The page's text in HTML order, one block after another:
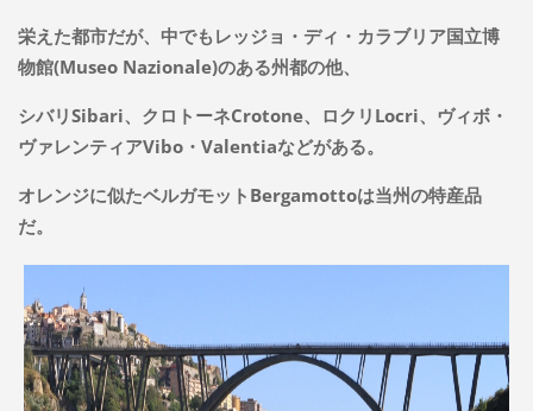
栄えた都市だが、中でもレッジョ・ディ・カラブリア国立博
物館(Museo Nazionale)のある州都の他、
シバリSibari、クロトーネCrotone、ロクリLocri、ヴィボ・
ヴァレンティアVibo・Valentiaなどがある。
オレンジに似たベルガモットBergamottoは当州の特産品
だ。